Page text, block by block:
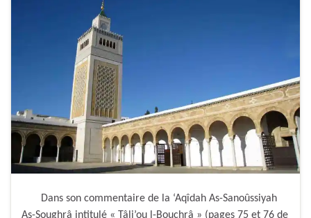
Dans son commentaire de la ‘Aqîdah As-Sanoûssiyah
As-Soughrâ intitulé « Tâli’ou l-Bouchrâ » (pages 75 et 76 de